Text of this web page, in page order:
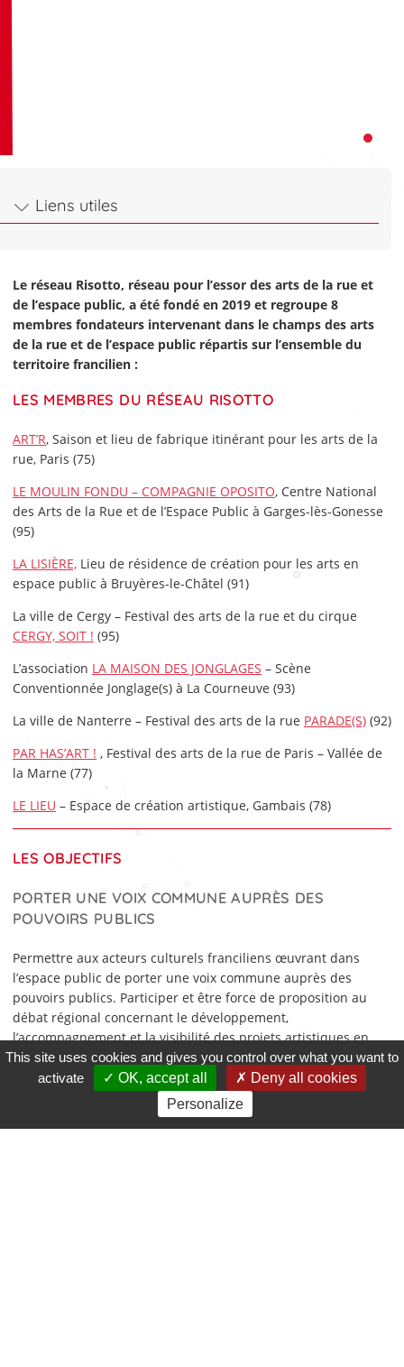
Liens utiles
Le réseau Risotto, réseau pour l’essor des arts de la rue et
de l’espace public, a été fondé en 2019 et regroupe 8
membres fondateurs intervenant dans le champs des arts
de la rue et de l’espace public répartis sur l’ensemble du
territoire francilien :
LES MEMBRES DU RÉSEAU RISOTTO
ART’R, Saison et lieu de fabrique itinérant pour les arts de la
rue, Paris (75)
LE MOULIN FONDU – COMPAGNIE OPOSITO, Centre National
des Arts de la Rue et de l’Espace Public à Garges-lès-Gonesse
(95)
LA LISIÈRE, Lieu de résidence de création pour les arts en
espace public à Bruyères-le-Châtel (91)
La ville de Cergy – Festival des arts de la rue et du cirque
CERGY, SOIT ! (95)
L’association LA MAISON DES JONGLAGES – Scène
Conventionnée Jonglage(s) à La Courneuve (93)
La ville de Nanterre – Festival des arts de la rue PARADE(S) (92)
PAR HAS’ART ! , Festival des arts de la rue de Paris – Vallée de
la Marne (77)
LE LIEU – Espace de création artistique, Gambais (78)
LES OBJECTIFS
PORTER UNE VOIX COMMUNE AUPRÈS DES
POUVOIRS PUBLICS
Permettre aux acteurs culturels franciliens œuvrant dans
l’espace public de porter une voix commune auprès des
pouvoirs publics. Participer et être force de proposition au
débat régional concernant le développement,
l’accompagnement et la visibilité des projets artistiques en
espace public, en devenant un interlocuteur des pouvoirs
publics.
CRÉER DES ACTIONS EN FAVEUR DE LA CRÉATION
ET DE LA DIFFUSION
This site uses cookies and gives you control over what you want to
activate
OK, accept all
Deny all cookies
Personalize